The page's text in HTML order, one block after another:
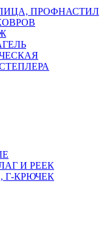
ПРОФНАСТИЛ
И РЕЕК
КРЮЧЕК